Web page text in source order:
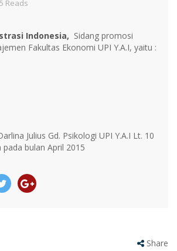
Reads
Indonesia, Sidang promosi
Fakultas Ekonomi UPI Y.A.I, yaitu :
Julius Gd. Psikologi UPI Y.A.I Lt. 10
bulan April 2015
Share